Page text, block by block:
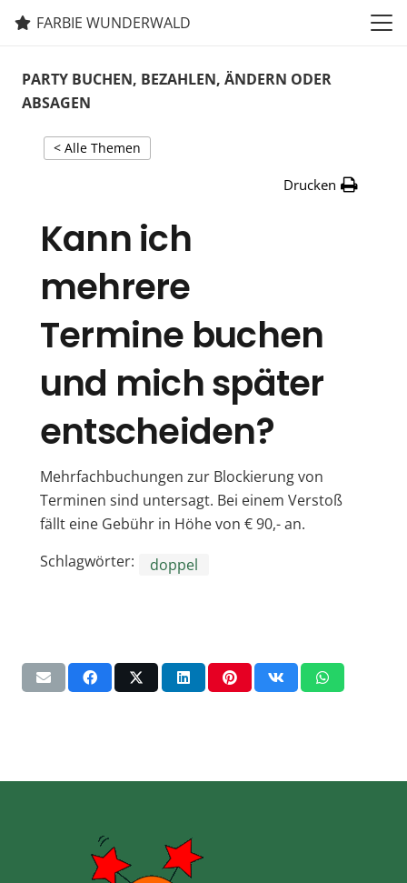
FARBIE WUNDERWALD
PARTY BUCHEN, BEZAHLEN, ÄNDERN ODER
ABSAGEN
< Alle Themen
Drucken
Kann ich
mehrere
Termine buchen
und mich später
entscheiden?
Mehrfachbuchungen zur Blockierung von
Terminen sind untersagt. Bei einem Verstoß
fällt eine Gebühr in Höhe von € 90,- an.
Schlagwörter:
doppel